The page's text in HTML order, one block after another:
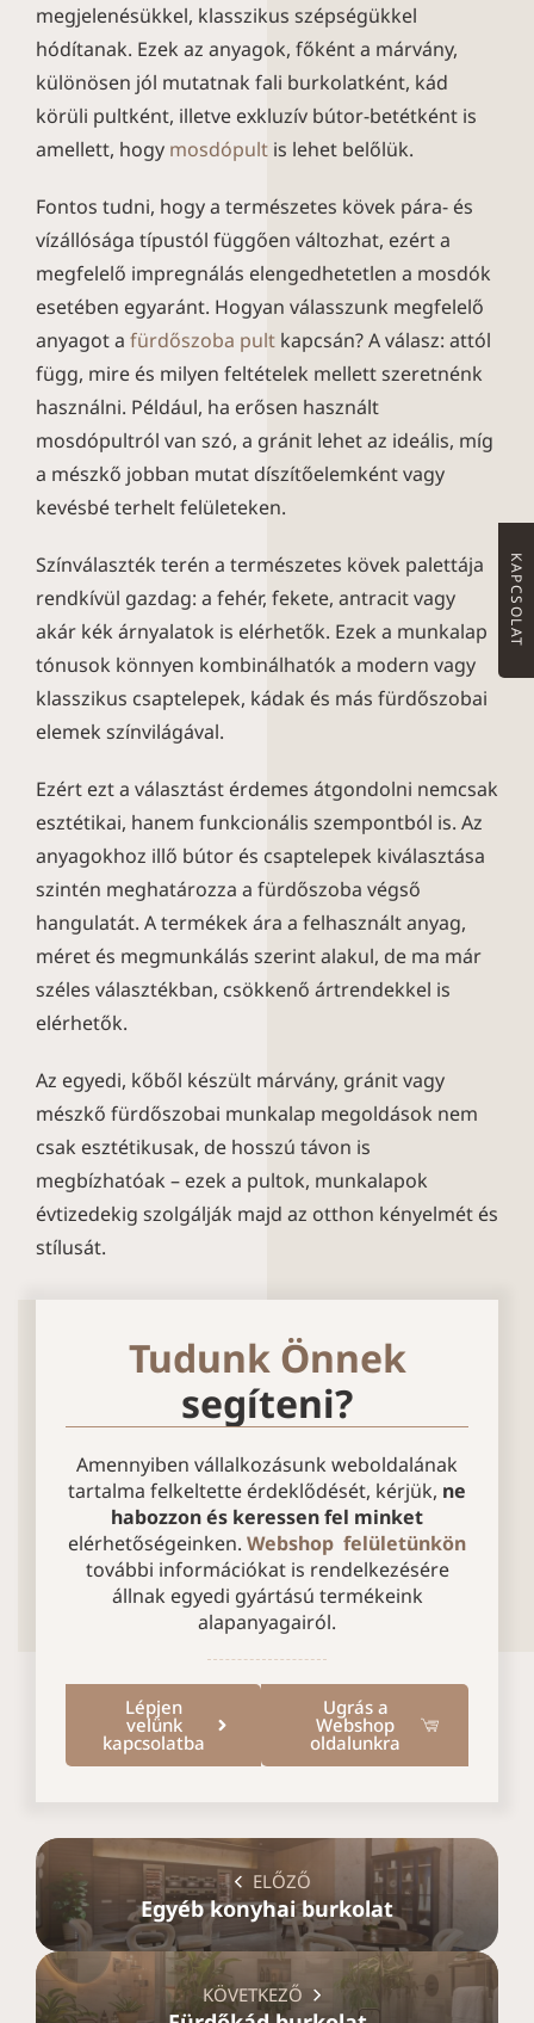
KAPCSOLAT
megjelenésükkel, klasszikus szépségükkel
hódítanak. Ezek az anyagok, főként a márvány,
különösen jól mutatnak fali burkolatként, kád
körüli pultként, illetve exkluzív bútor-betétként is
amellett, hogy mosdópult is lehet belőlük.
Fontos tudni, hogy a természetes kövek pára- és
vízállósága típustól függően változhat, ezért a
megfelelő impregnálás elengedhetetlen a mosdók
esetében egyaránt. Hogyan válasszunk megfelelő
anyagot a fürdőszoba pult kapcsán? A válasz: attól
függ, mire és milyen feltételek mellett szeretnénk
használni. Például, ha erősen használt
mosdópultról van szó, a gránit lehet az ideális, míg
a mészkő jobban mutat díszítőelemként vagy
kevésbé terhelt felületeken.
Színválaszték terén a természetes kövek palettája
rendkívül gazdag: a fehér, fekete, antracit vagy
akár kék árnyalatok is elérhetők. Ezek a munkalap
tónusok könnyen kombinálhatók a modern vagy
klasszikus csaptelepek, kádak és más fürdőszobai
elemek színvilágával.
Ezért ezt a választást érdemes átgondolni nemcsak
esztétikai, hanem funkcionális szempontból is. Az
anyagokhoz illő bútor és csaptelepek kiválasztása
szintén meghatározza a fürdőszoba végső
hangulatát. A termékek ára a felhasznált anyag,
méret és megmunkálás szerint alakul, de ma már
széles választékban, csökkenő ártrendekkel is
elérhetők.
Az egyedi, kőből készült márvány, gránit vagy
mészkő fürdőszobai munkalap megoldások nem
csak esztétikusak, de hosszú távon is
megbízhatóak – ezek a pultok, munkalapok
évtizedekig szolgálják majd az otthon kényelmét és
stílusát.
Tudunk Önnek
segíteni?
Amennyiben vállalkozásunk weboldalának
tartalma felkeltette érdeklődését, kérjük, ne
habozzon és keressen fel minket
elérhetőségeinken. Webshop felületünkön
további információkat is rendelkezésére
állnak egyedi gyártású termékeink
alapanyagairól.
Lépjen
velünk
kapcsolatba
Ugrás a
Webshop
oldalunkra
ELŐZŐ
Egyéb konyhai burkolat
KÖVETKEZŐ